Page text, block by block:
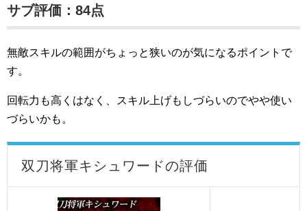
サブ評価：84点
無敵スキルの範囲がちょっと狭いのが気になるポイントで
す。
回転力も高くはなく、スキル上げもしづらいのでやや使い
づらいかも。
双刀将軍キシュワードの評価